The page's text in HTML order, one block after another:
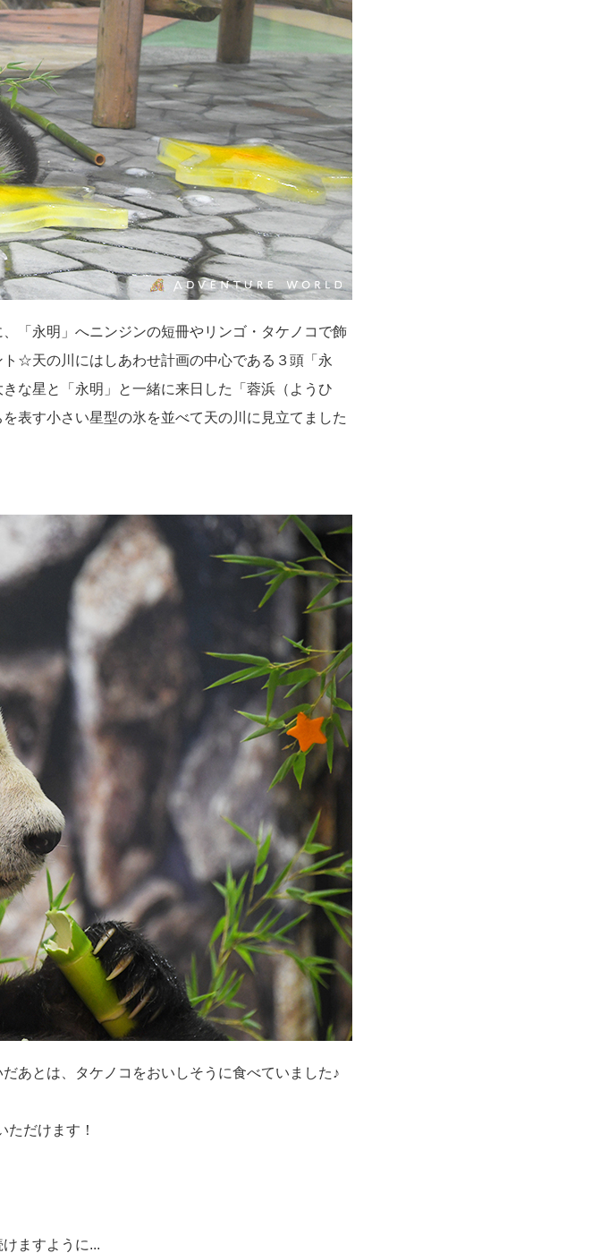
「永明」へニンジンの短冊やリンゴ・タケノコで飾
☆天の川にはしあわせ計画の中心である３頭「永
な星と「永明」と一緒に来日した「蓉浜（ようひ
表す小さい星型の氷を並べて天の川に見立てました
あとは、タケノコをおいしそうに食べていました♪
ただけます！
ますように...